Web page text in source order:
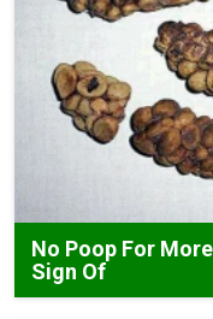
No Poop For
Sign Of